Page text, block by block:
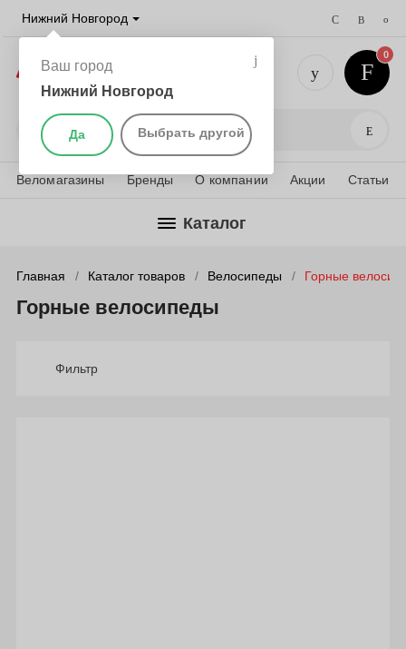
Нижний Новгород
Ваш город
Нижний Новгород
Да Выбрать другой Поиск
+7 (831)
0
Веломагазины Бренды О компании Акции Статьи
Каталог
Главная Каталог товаров Велосипеды Горные
Горные велосипеды
Фильтр